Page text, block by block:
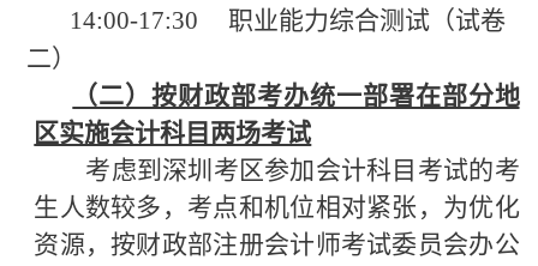
14:00-17:30
职业能力综合测试（试卷
二）
（二）按财政部考办统一部署在部分地
区实施会计科目两场考试
考虑到深圳考区参加会计科目考试的考
生人数较多，考点和机位相对紧张，为优化
资源，按财政部注册会计师考试委员会办公